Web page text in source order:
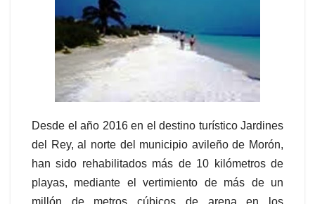
Desde el año 2016 en el destino turístico Jardines
del Rey, al norte del municipio avileño de Morón,
han sido rehabilitados más de 10 kilómetros de
playas, mediante el vertimiento de más de un
millón de metros cúbicos de arena en los